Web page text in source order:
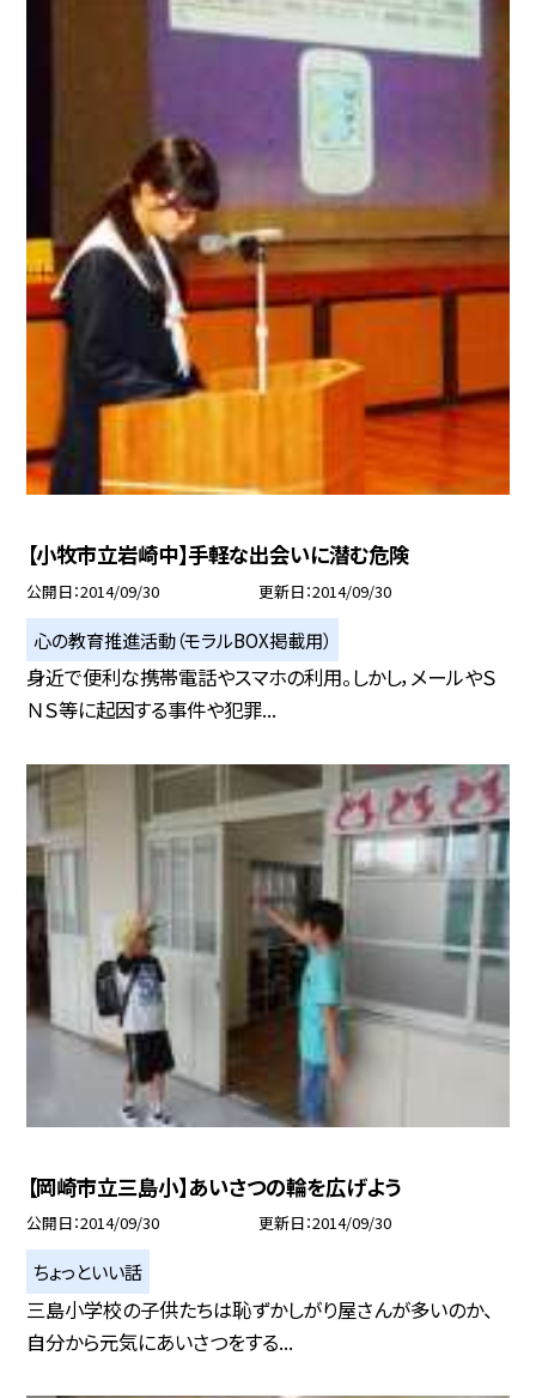
【小牧市立岩崎中】手軽な出会いに潜む危険
公開日 2014/09/30 更新日 2014/09/30
心の教育推進活動（モラルBOX掲載用）
身近で便利な携帯電話やスマホの利用。しかし，メールやＳ
ＮＳ等に起因する事件や犯罪...
【岡崎市立三島小】あいさつの輪を広げよう
公開日 2014/09/30 更新日 2014/09/30
ちょっといい話
三島小学校の子供たちは恥ずかしがり屋さんが多いのか、
自分から元気にあいさつをする...